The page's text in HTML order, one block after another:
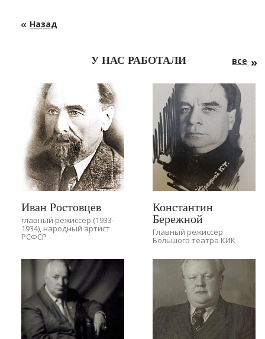
Назад
У НАС РАБОТАЛИ все
Иван Ростовцев
главный режиссер (1933-
1934), народный артист
РСФСР
Константин
Бережной
Главный режиссер
Большого театра КИК